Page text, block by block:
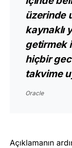
üzerinde
kaynaklı
getirmek
hiçbir
takvime
Oracle
Açıklamanın